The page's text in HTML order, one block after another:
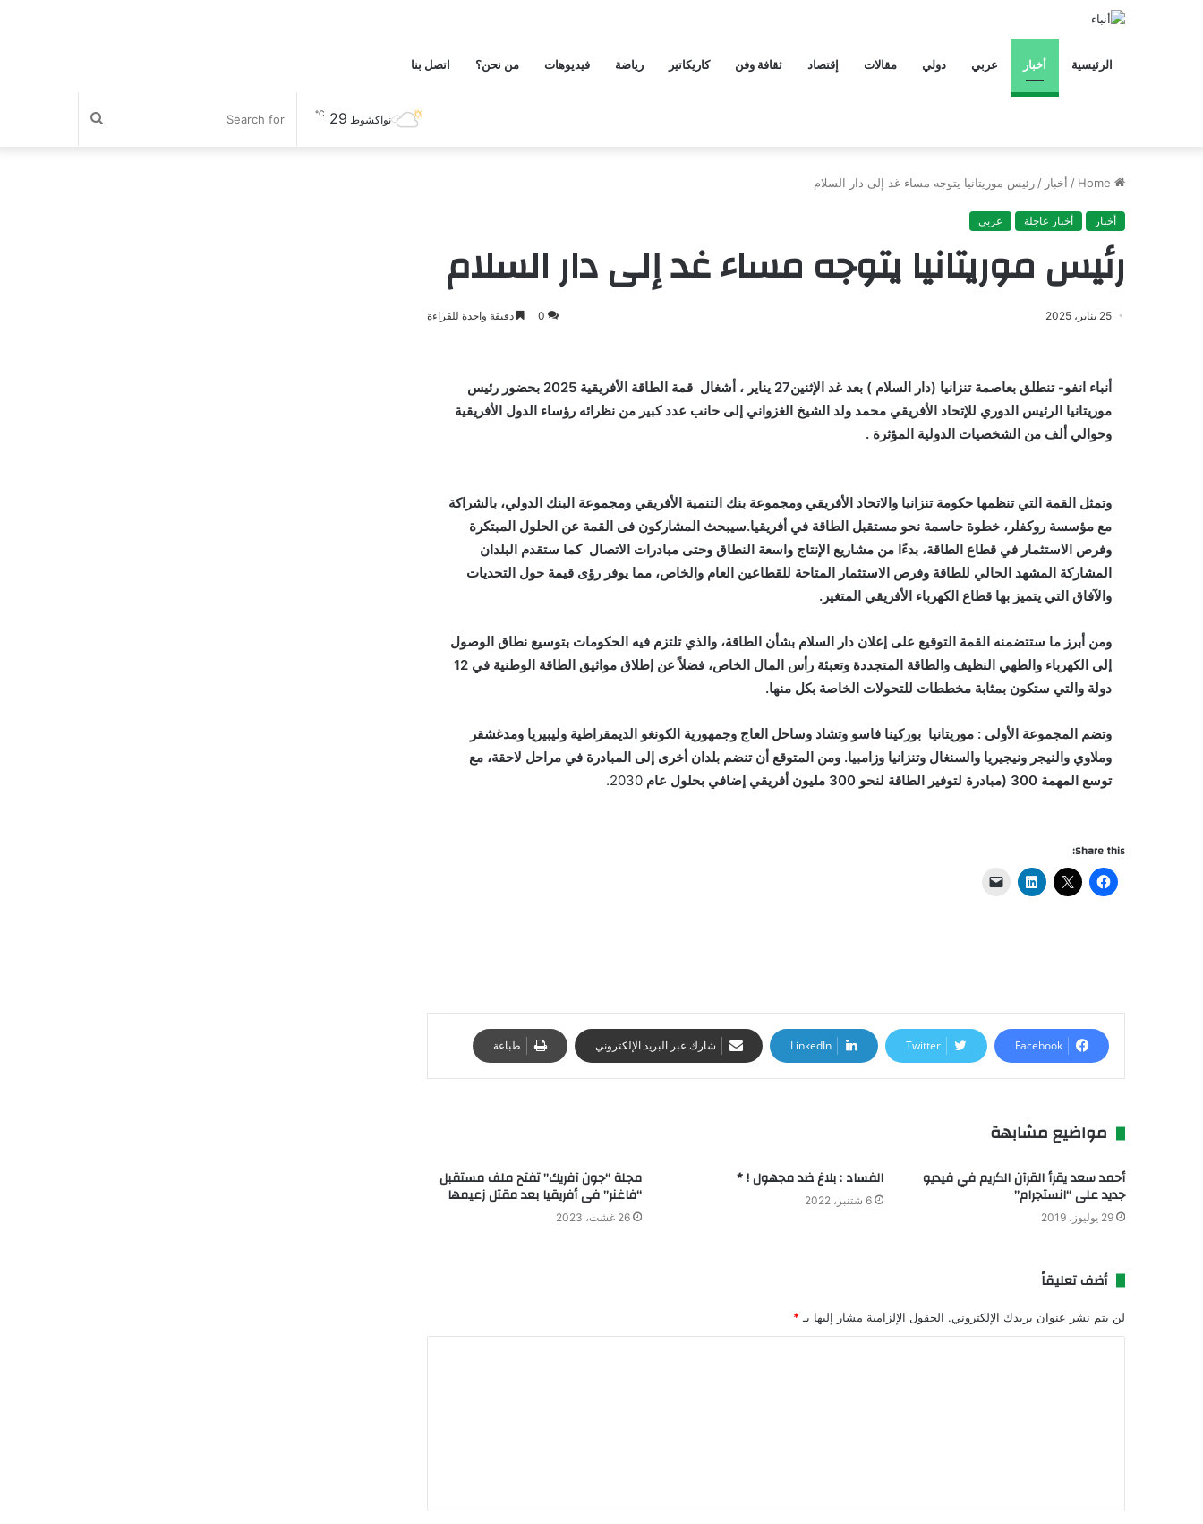
الرئيسية أخبار عربي دولي مقالات إقتصاد ثقافة وفن كاريكاتير رياضة فيديوهات من نحن؟ اتصل بنا
نواكشوط 29
℃
/ أخبار / رئيس موريتانيا يتوجه مساء غد إلى دار السلام
أخبار أخبار عاجلة عربي
رئيس موريتانيا يتوجه مساء غد إلى دار السلام
25 يناير، 2025 0 دقيقة واحدة للقراءة
أنباء انفو- تنطلق بعاصمة تنزانيا (دار السلام ) بعد غد الإثنين27 يناير ، أشغال قمة الطاقة الأفريقية 2025 بحضور رئيس
موريتانيا الرئيس الدوري للإتحاد الأفريقي محمد ولد الشيخ الغزواني إلى حانب عدد كبير من نظرائه رؤساء الدول الأفريقية
وحوالي ألف من الشخصيات الدولية المؤثرة .
وتمثل القمة التي تنظمها حكومة تنزانيا والاتحاد الأفريقي ومجموعة بنك التنمية الأفريقي ومجموعة البنك الدولي، بالشراكة
مع مؤسسة روكفلر، خطوة حاسمة نحو مستقبل الطاقة في أفريقيا.سيبحث المشاركون فى القمة عن الحلول المبتكرة
وفرص الاستثمار في قطاع الطاقة، بدءًا من مشاريع الإنتاج واسعة النطاق وحتى مبادرات الاتصال كما ستقدم البلدان
المشاركة المشهد الحالي للطاقة وفرص الاستثمار المتاحة للقطاعين العام والخاص، مما يوفر رؤى قيمة حول التحديات
والآفاق التي يتميز بها قطاع الكهرباء الأفريقي المتغير.
ومن أبرز ما ستتضمنه القمة التوقيع على إعلان دار السلام بشأن الطاقة، والذي تلتزم فيه الحكومات بتوسيع نطاق الوصول
إلى الكهرباء والطهي النظيف والطاقة المتجددة وتعبئة رأس المال الخاص، فضلاً عن إطلاق مواثيق الطاقة الوطنية في 12
دولة والتي ستكون بمثابة مخططات للتحولات الخاصة بكل منها.
وتضم المجموعة الأولى : موريتانيا بوركينا فاسو وتشاد وساحل العاج وجمهورية الكونغو الديمقراطية وليبيريا ومدغشقر
وملاوي والنيجر ونيجيريا والسنغال وتنزانيا وزامبيا. ومن المتوقع أن تنضم بلدان أخرى إلى المبادرة في مراحل لاحقة، مع
توسع المهمة 300 (مبادرة لتوفير الطاقة لنحو 300 مليون أفريقي إضافي بحلول عام
Share this:
Facebook
Twitter
LinkedIn شارك عبر البريد الإلكتروني طباعة
مواضيع مشابهة
أحمد سعد يقرأ القرآن الكريم في فيديو
جديد على “انستجرام”
29 يوليوز، 2019
الفساد : بلاغ ضد مجهول ! *
6 شتنبر، 2022
مجلة “جون آفريك” تفتح ملف مستقبل
“فاغنر” فى أفريقيا بعد مقتل زعيمها
26 غشت، 2023
أضف تعليقاً
لن يتم نشر عنوان بريدك الإلكتروني. الحقول الإلزامية مشار إليها بـ *
ق